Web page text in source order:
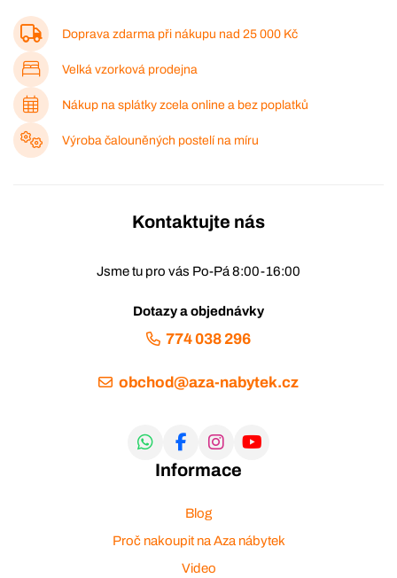
Doprava zdarma při nákupu nad 25 000 Kč
Velká vzorková prodejna
Nákup na splátky zcela online a bez poplatků
Výroba čalouněných postelí na míru
Kontaktujte nás
Jsme tu pro vás Po-Pá 8:00-16:00
Dotazy a objednávky
774 038 296
obchod@aza-nabytek.cz
Informace
Blog
Proč nakoupit na Aza nábytek
Video